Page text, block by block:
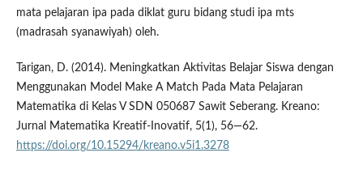
mata pelajaran ipa pada diklat guru bidang studi ipa mts
(madrasah syanawiyah) oleh.
Tarigan, D. (2014). Meningkatkan Aktivitas Belajar Siswa dengan
Menggunakan Model Make A Match Pada Mata Pelajaran
Matematika di Kelas V SDN 050687 Sawit Seberang. Kreano:
Jurnal Matematika Kreatif-Inovatif, 5(1), 56—62.
https://doi.org/10.15294/kreano.v5i1.3278